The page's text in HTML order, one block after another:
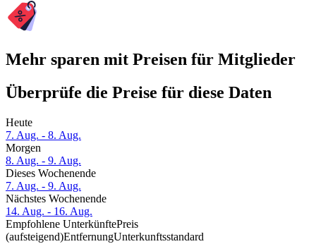
Mehr sparen mit Preisen für Mitglieder
Überprüfe die Preise für diese Daten
Heute
7. Aug. - 8. Aug.
Morgen
8. Aug. - 9. Aug.
Dieses Wochenende
7. Aug. - 9. Aug.
Nächstes Wochenende
14. Aug. - 16. Aug.
Empfohlene UnterkünftePreis
(aufsteigend)EntfernungUnterkunftsstandard